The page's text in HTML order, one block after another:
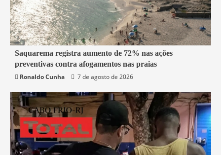
2 min read
Saquarema
Saquarema registra aumento de 72% nas ações
preventivas contra afogamentos nas praias
Ronaldo Cunha
7 de agosto de 2026